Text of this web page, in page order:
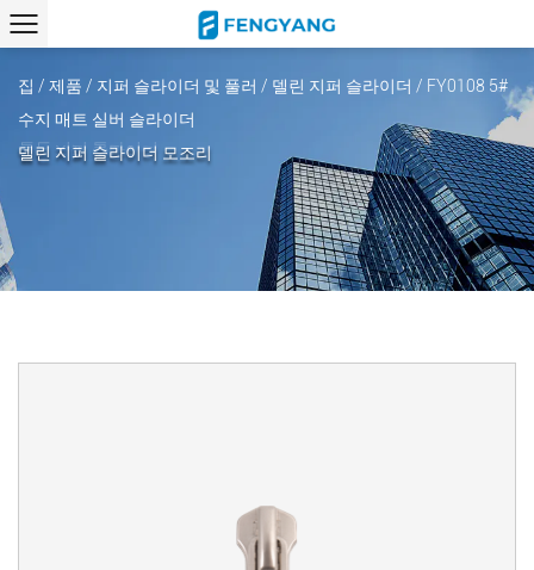
집 / 제품 / 지퍼 슬라이더 및 풀러 / 델린 지퍼 슬라이더 / FY0108 5#
수지 매트 실버 슬라이더
델린 지퍼 슬라이더 모조리